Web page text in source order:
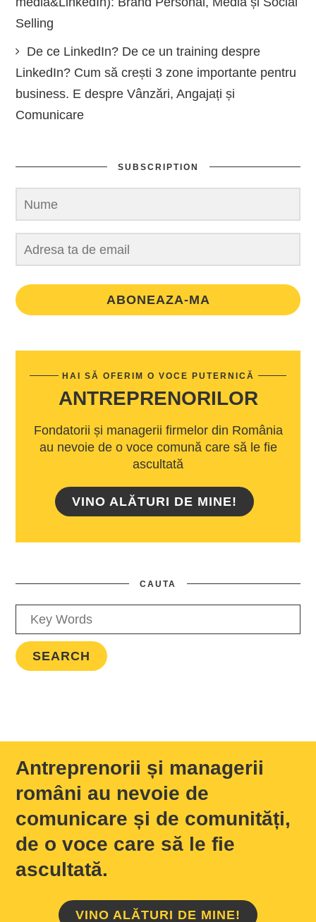
Selling
De ce LinkedIn? De ce un training despre
LinkedIn? Cum să crești 3 zone importante pentru
business. E despre Vânzări, Angajați și
Comunicare
SUBSCRIPTION
ABONEAZA-MA
HAI SĂ OFERIM O VOCE PUTERNICĂ
ANTREPRENORILOR
Fondatorii și managerii firmelor din România
au nevoie de o voce comună care să le fie
ascultată
VINO ALĂTURI DE MINE!
CAUTA
Antreprenorii și managerii
români au nevoie de
comunicare și de comunități,
de o voce care să le fie
ascultată.
VINO ALĂTURI DE MINE!